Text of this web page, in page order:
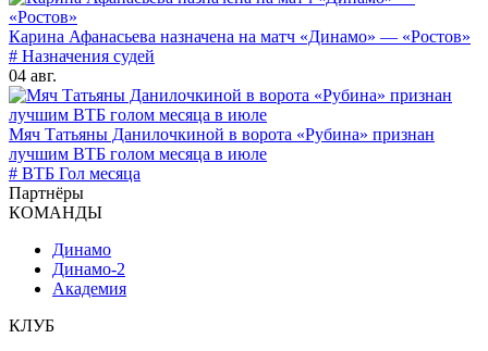
Карина Афанасьева назначена на матч «Динамо» — «Ростов»
# Назначения судей
04 авг.
Мяч Татьяны Данилочкиной в ворота «Рубина» признан
лучшим ВТБ голом месяца в июле
# ВТБ Гол месяца
Партнёры
КОМАНДЫ
Динамо
Динамо-2
Академия
КЛУБ